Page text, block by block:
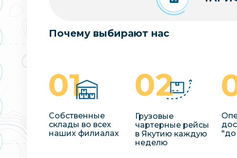
Почему выбирают нас
Собственные
склады во всех
наших филиалах
Грузовые
чартерные рейсы
в Якутию каждую
неделю